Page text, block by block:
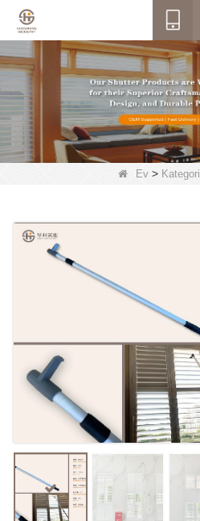
Ev > Kategori